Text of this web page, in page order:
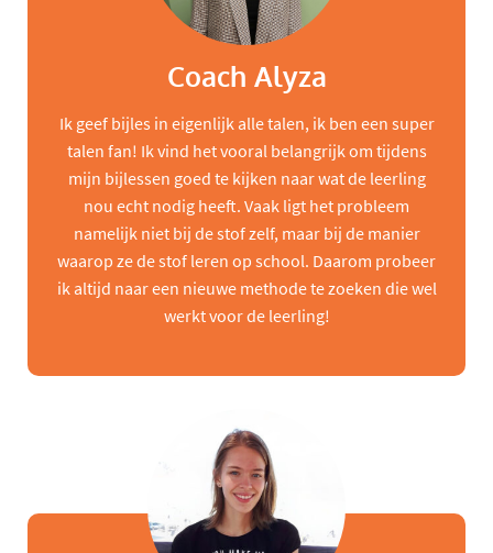
Coach Alyza
Ik geef bijles in eigenlijk alle talen, ik ben een super
talen fan! Ik vind het vooral belangrijk om tijdens
mijn bijlessen goed te kijken naar wat de leerling
nou echt nodig heeft. Vaak ligt het probleem
namelijk niet bij de stof zelf, maar bij de manier
waarop ze de stof leren op school. Daarom probeer
ik altijd naar een nieuwe methode te zoeken die wel
werkt voor de leerling!